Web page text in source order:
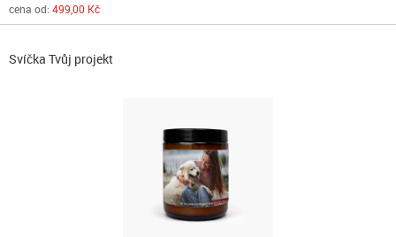
cena od: 499,00 Kč
Svíčka Tvůj projekt